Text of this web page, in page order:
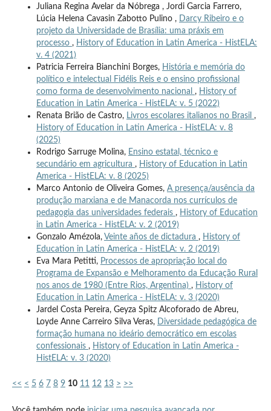
Juliana Regina Avelar da Nóbrega , Jordi Garcia Farrero,
Lúcia Helena Cavasin Zabotto Pulino , Darcy Ribeiro e o
projeto da Universidade de Brasília: uma práxis em
processo , History of Education in Latin America - HistELA:
v. 4 (2021)
Patricia Ferreira Bianchini Borges, História e memória do
político e intelectual Fidélis Reis e o ensino profissional
como forma de desenvolvimento nacional , History of
Education in Latin America - HistELA: v. 5 (2022)
Renata Brião de Castro, Livros escolares italianos no Brasil ,
History of Education in Latin America - HistELA: v. 8
(2025)
Rodrigo Sarruge Molina, Ensino estatal, técnico e
secundário em agricultura , History of Education in Latin
America - HistELA: v. 8 (2025)
Marco Antonio de Oliveira Gomes, A presença/ausência da
produção marxiana e de Manacorda nos currículos de
pedagogia das universidades federais , History of Education
in Latin America - HistELA: v. 2 (2019)
Gonzalo Amézola, Veinte años de dictadura , History of
Education in Latin America - HistELA: v. 2 (2019)
Eva Mara Petitti, Processos de apropriação local do
Programa de Expansão e Melhoramento da Educação Rural
nos anos de 1980 (Entre Rios, Argentina) , History of
Education in Latin America - HistELA: v. 3 (2020)
Jardel Costa Pereira, Geyza Spitz Alcoforado de Abreu,
Loyde Anne Carreiro Silva Veras, Diversidade pedagógica de
formação humana no ideário democrático em escolas
confessionais , History of Education in Latin America -
HistELA: v. 3 (2020)
<< < 5 6 7 8 9 10 11 12 13 > >>